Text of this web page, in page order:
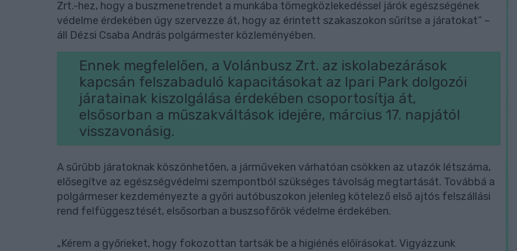
Zrt.-hez, hogy a buszmenetrendet a munkába tömegközlekedéssel járók egészségének
védelme érdekében úgy szervezze át, hogy az érintett szakaszokon sűrítse a járatokat” –
áll Dézsi Csaba András polgármester közleményében.
Ennek megfelelően, a Volánbusz Zrt. az iskolabezárások
kapcsán felszabaduló kapacitásokat az Ipari Park dolgozói
járatainak kiszolgálása érdekében csoportosítja át,
elsősorban a műszakváltások idejére, március 17. napjától
visszavonásig.
A sűrűbb járatoknak köszönhetően, a járműveken várhatóan csökken az utazók létszáma,
elősegítve az egészségvédelmi szempontból szükséges távolság megtartását. Továbbá a
polgármeser kezdeményezte a győri autóbuszokon jelenleg kötelező első ajtós felszállási
rend felfüggesztését, elsősorban a buszsofőrök védelme érdekében.
„Kérem a győrieket, hogy fokozottan tartsák be a higiénés előírásokat. Vigyázzunk